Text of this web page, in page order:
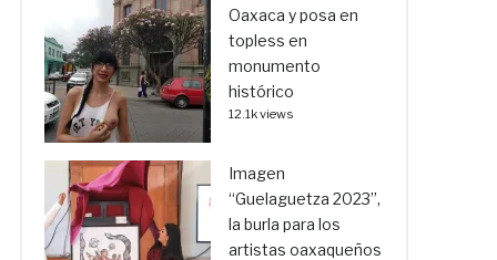
Oaxaca y posa en
topless en
monumento
histórico
12.1k views
Imagen
“Guelaguetza 2023”,
la burla para los
artistas oaxaqueños